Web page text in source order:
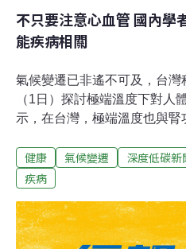
不只要注意心血管 國內學
能疾病相關
氣候變遷已非遙不可及，台
（1日）探討極端溫度下對人
示，在台灣，極端溫度也與
大。」今年9月，全球有200
刊共同呼籲各國領導人採取緊
險較高 氣候變遷下的健康差
訊與調適知識平台計畫」（
健康 氣候變遷 深度低碳新
疾病